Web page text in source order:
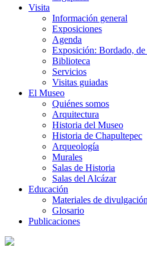
Visita
Información general
Exposiciones
Agenda
Exposición: Bordado,
Biblioteca
Servicios
Visitas guiadas
El Museo
Quiénes somos
Arquitectura
Historia del Museo
Historia de Chapultepec
Arqueología
Murales
Salas de Historia
Salas del Alcázar
Educación
Materiales de divulgación
Glosario
Publicaciones